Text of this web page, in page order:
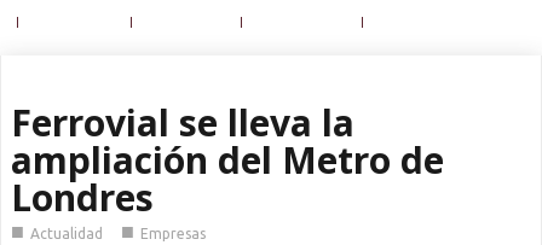
Ferrovial se lleva la
ampliación del Metro de
Londres
■ Actualidad ■ Empresas